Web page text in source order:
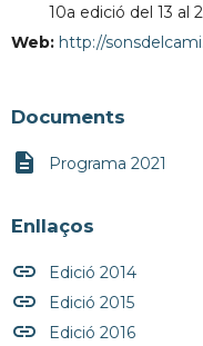
10a edició del 13 al
Web: http://
Documents
description Programa 2021
Enllaços
insert_link Edició 2014
insert_link Edició 2015
insert_link Edició 2016